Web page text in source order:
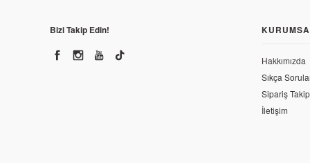
Mondial
Mondial
Mondial
Bizi Takip Edin!
Hakkımızda
Sıkça
Sipariş Takip
İletişim